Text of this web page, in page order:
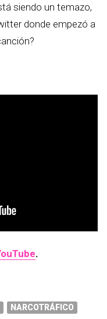
siendo un temazo,
donde empezó a
.
NARCOTRÁFICO